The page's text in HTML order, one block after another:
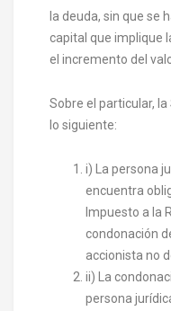
la deuda, sin que se
capital que implique
el incremento del
Sobre el particular,
lo siguiente:
i) La persona
encuentra
Impuesto a la
condonación
accionista no
ii) La
persona